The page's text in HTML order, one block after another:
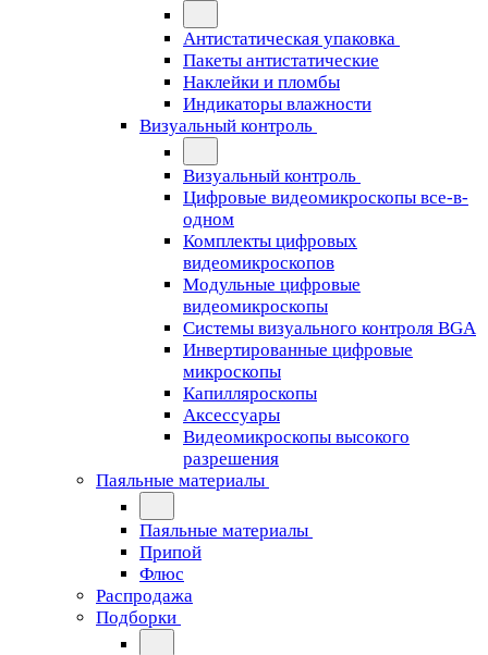
Антистатическая упаковка
Пакеты антистатические
Наклейки и пломбы
Индикаторы влажности
Визуальный контроль
Визуальный контроль
Цифровые видеомикроскопы все-в-
одном
Комплекты цифровых
видеомикроскопов
Модульные цифровые
видеомикроскопы
Cистемы визуального контроля BGA
Инвертированные цифровые
микроскопы
Капилляроскопы
Аксессуары
Видеомикроскопы высокого
разрешения
Паяльные материалы
Паяльные материалы
Припой
Флюс
Распродажа
Подборки